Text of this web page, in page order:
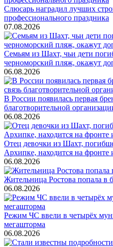
Слюсарь наградил лучших
профессионального праздника
07.08.2026
Семьям из Шахт, чьи дети
черноморский пляж, окажут
06.08.2026
В России появилась первая
благотворительной
06.08.2026
Отец девочки из Шахт,
Архипке, находится на фронте
06.08.2026
Жительница Ростова попала в
06.08.2026
Режим ЧС ввели в четырёх
мегашторма
06.08.2026